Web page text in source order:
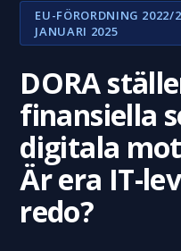
EU-FÖRORDNING 2022/
JANUARI 2025
DORA
finansiella
digitala
Är era IT-
redo?